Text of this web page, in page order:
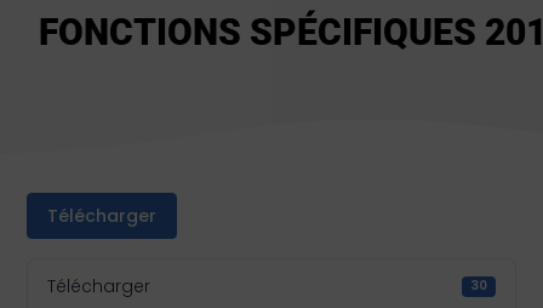
FONCTIONS SPÉCIFIQUES
Télécharger
Télécharger 30